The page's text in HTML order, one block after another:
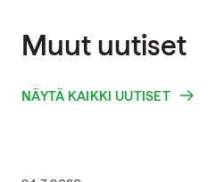
Muut uutiset
NÄYTÄ KAIKKI UUTISET